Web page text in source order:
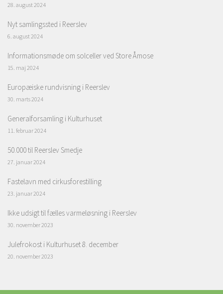
28. august 2024
Nyt samlingssted i Reerslev
6. august 2024
Informationsmøde om solceller ved Store Åmose
15. maj 2024
Europæiske rundvisning i Reerslev
30. marts 2024
Generalforsamling i Kulturhuset
11. februar 2024
50.000 til Reerslev Smedje
27. januar 2024
Fastelavn med cirkusforestilling
23. januar 2024
Ikke udsigt til fælles varmeløsning i Reerslev
30. november 2023
Julefrokost i Kulturhuset 8. december
20. november 2023